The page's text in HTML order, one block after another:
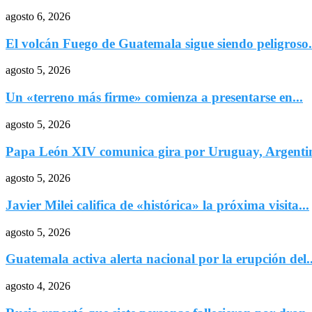
agosto 6, 2026
El volcán Fuego de Guatemala sigue siendo
agosto 5, 2026
Un «terreno más firme» comienza a presentarse en...
agosto 5, 2026
Papa León XIV comunica gira por Uruguay,
agosto 5, 2026
Javier Milei califica de «histórica» la próxima visita...
agosto 5, 2026
Guatemala activa alerta nacional por la erupción
agosto 4, 2026